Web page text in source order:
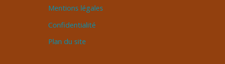
Mentions légales
Confidentialité
Plan du site